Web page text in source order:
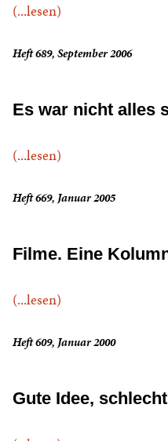
(...lesen)
Heft 689, September 2006
Es war nicht alles
(...lesen)
Heft 669, Januar 2005
Filme. Eine
(...lesen)
Heft 609, Januar 2000
Gute Idee,